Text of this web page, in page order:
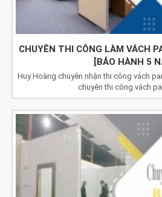
CHUYÊN THI CÔNG LÀM VÁCH
[BẢO HÀNH 5
Huy Hoàng chuyên nhận thi công vách
chuyên thi công vách